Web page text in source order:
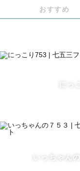
優しいふんわりとし
ꕤ　写真への思い　ꕤ
いちばん大切なも
日々のこの幸せな
おすすめ
にっ
いっちゃん